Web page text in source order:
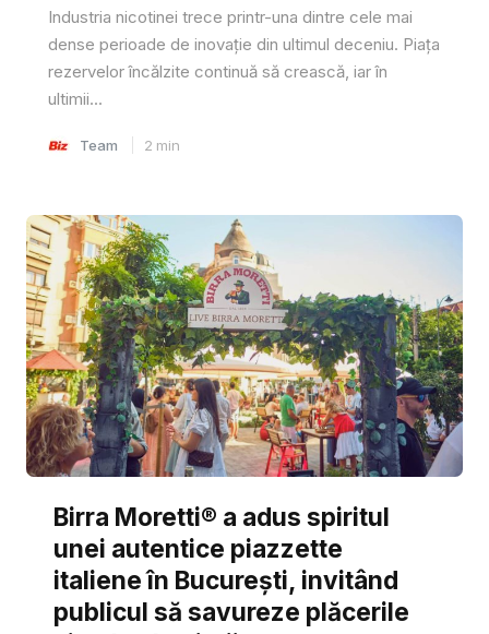
Industria nicotinei trece printr-una dintre cele mai
dense perioade de inovație din ultimul deceniu. Piața
rezervelor încălzite continuă să crească, iar în
ultimii...
Team 2 min
Birra Moretti® a adus spiritul
unei autentice piazzette
italiene în București, invitând
publicul să savureze plăcerile